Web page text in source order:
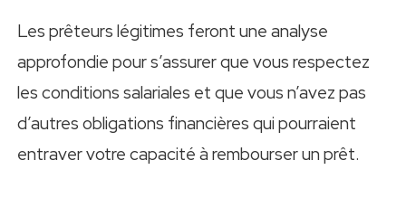
Les prêteurs légitimes feront une analyse
approfondie pour s’assurer que vous respectez
les conditions salariales et que vous n’avez pas
d’autres obligations financières qui pourraient
entraver votre capacité à rembourser un prêt.